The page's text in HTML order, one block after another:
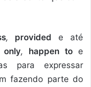
, provided e até
only, happen toe
para expressar
fazendo parte do